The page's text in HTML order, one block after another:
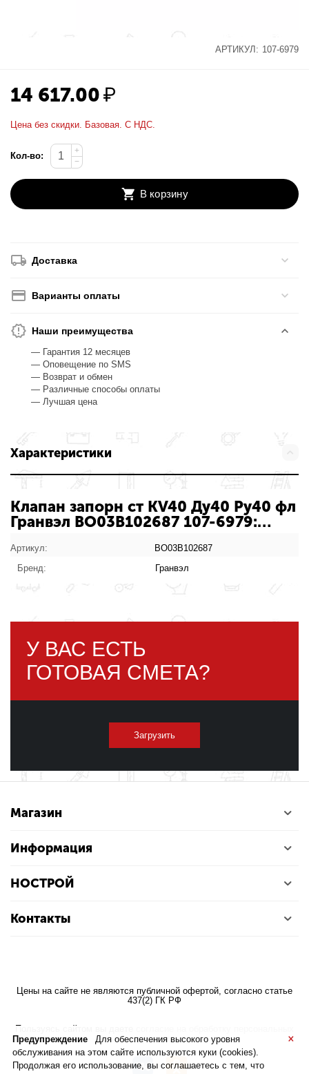
×
Предупреждение
Для обеспечения высокого уровня
обслуживания на этом сайте используются куки (cookies).
Продолжая его использование, вы соглашаетесь с тем, что
АРТИКУЛ: 107-6979
14 617.00₽
Цена без скидки. Базовая. С НДС.
Кол-во:
+
−
В корзину
Доставка
Варианты оплаты
Наши преимущества
— Гарантия 12 месяцев
— Оповещение по SMS
— Возврат и обмен
— Различные способы оплаты
— Лучшая цена
Характеристики
Клапан запорн ст KV40 Ду40 Ру40 фл
Гранвэл BO03B102687 107-6979:
Артикул:
BO03B102687
Бренд:
Гранвэл
У ВАС ЕСТЬ
ГОТОВАЯ СМЕТА?
Загрузить
Магазин
Информация
НОСТРОЙ
Контакты
Цены на сайте не являются публичной офертой, согласно статье
437(2) ГК РФ
Пользуясь сайтом вы даете
данных